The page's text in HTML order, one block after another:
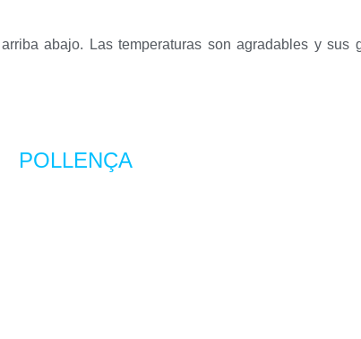
abajo. Las temperaturas son agradables y sus
POLLENÇA